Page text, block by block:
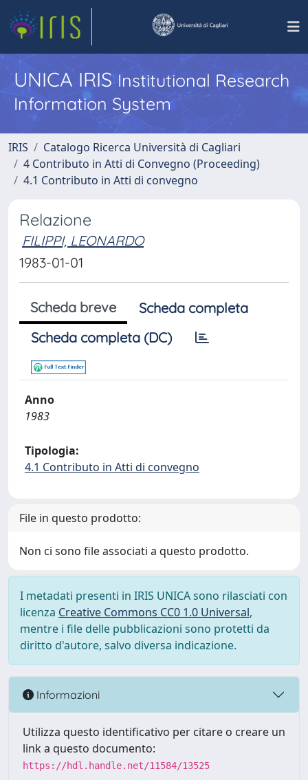
UNICA IRISInstitutional Research
Information System
IRIS
Catalogo Ricerca Università di Cagliari
4 Contributo in Atti di Convegno (Proceeding)
4.1 Contributo in Atti di convegno
Relazione
FILIPPI, LEONARDO
1983-01-01
Scheda breve
Scheda completa
Scheda completa (DC)
Anno
1983
Tipologia:
4.1 Contributo in Atti di convegno
File in questo prodotto:
Non ci sono file associati a questo prodotto.
I metadati presenti in IRIS UNICA sono rilasciati con
licenza Creative Commons CC0 1.0 Universal,
mentre i file delle pubblicazioni sono protetti da
diritto d'autore, salvo diversa indicazione.
Informazioni
Utilizza questo identificativo per citare o creare un
link a questo documento:
https://hdl.handle.net/11584/13525